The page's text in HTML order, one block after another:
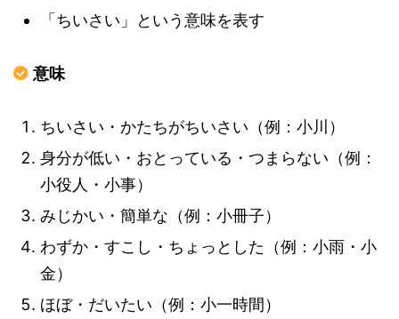
「ちいさい」という意味を表す
意味
ちいさい・かたちがちいさい（例：小川）
身分が低い・おとっている・つまらない（例：
小役人・小事）
みじかい・簡単な（例：小冊子）
わずか・すこし・ちょっとした（例：小雨・小
金）
ほぼ・だいたい（例：小一時間）